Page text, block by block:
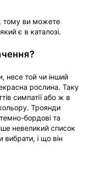
тому ви можете
є в каталозі.
несе той чи інший
рослина. Таку
симпатії або ж в
Троянди
бордові та
невеликий список
вибрати, і що він